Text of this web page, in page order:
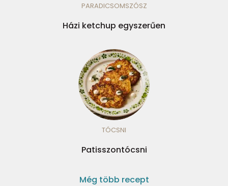
PARADICSOMSZÓSZ
Házi ketchup egyszerűen
TÓCSNI
Patisszontócsni
Még több recept